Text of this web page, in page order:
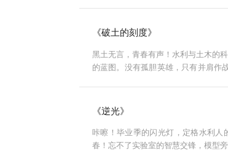
《破土的刻度》
黑土无言，青春有声！水利与土木的
的蓝图。没有孤胆英雄，只有并肩作
《逆光》
咔嚓！毕业季的闪光灯，定格水利
春！忘不了实验室的智慧交锋，模型